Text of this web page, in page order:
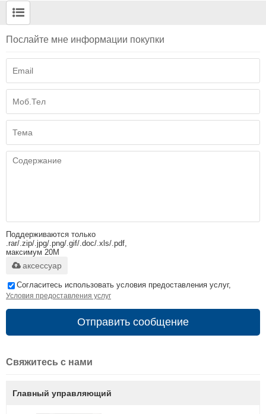
Послайте мне информации покупки
Поддерживаются только
.rar/.zip/.jpg/.png/.gif/.doc/.xls/.pdf,
максимум 20M
аксессуар
Согласитесь использовать условия предоставления услуг,
Условия предоставления услуг
Отправить сообщение
Свяжитесь с нами
Главный управляющий